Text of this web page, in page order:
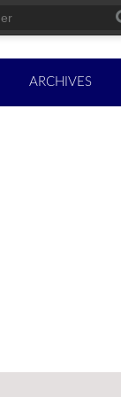
ARCHIVES